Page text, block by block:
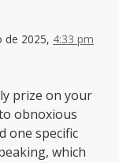
de 2025, 4:33 pm
prize on your
obnoxious
one specific
which